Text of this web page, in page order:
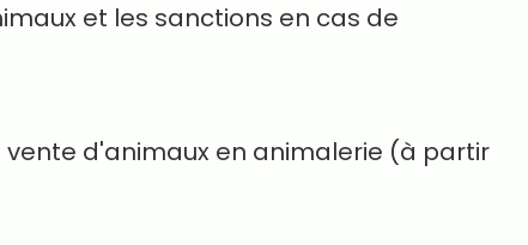
et les sanctions en cas de
d'animaux en animalerie (à partir